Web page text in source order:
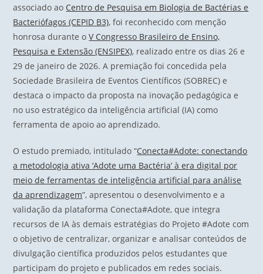
associado ao Centro de Pesquisa em Biologia de Bactérias e
Bacteriófagos (CEPID B3), foi reconhecido com menção
honrosa durante oV Congresso Brasileiro de Ensino,
Pesquisa e Extensão (ENSIPEX), realizado entre os dias 26 e
29 de janeiro de 2026. A premiação foi concedida pela
Sociedade Brasileira de Eventos Científicos (SOBREC) e
destaca o impacto da proposta na inovação pedagógica e
no uso estratégico da inteligência artificial (IA) como
ferramenta de apoio ao aprendizado.
O estudo premiado, intitulado “Conecta#Adote: conectando
a metodologia ativa ‘Adote uma Bactéria’ à era digital por
meio de ferramentas de inteligência artificial para análise
da aprendizagem”, apresentou o desenvolvimento e a
validação da plataforma Conecta#Adote, que integra
recursos de IA às demais estratégias do Projeto #Adote com
o objetivo de centralizar, organizar e analisar conteúdos de
divulgação científica produzidos pelos estudantes que
participam do projeto e publicados em redes sociais.